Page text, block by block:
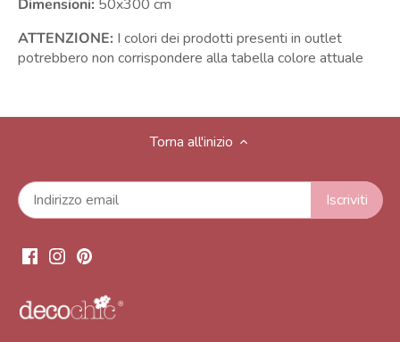
Dimensioni: 50x300 cm
ATTENZIONE: I colori dei prodotti presenti in outlet
potrebbero non corrispondere alla tabella colore attuale
Torna all'inizio